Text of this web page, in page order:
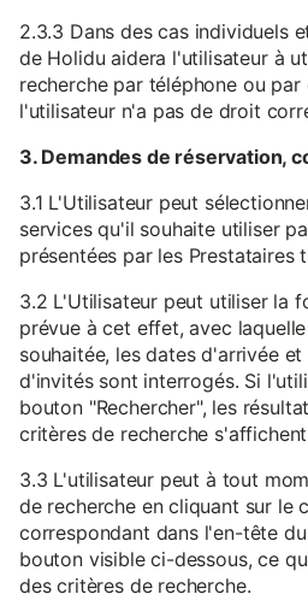
2.3.3 Dans des cas individuels
de Holidu aidera l'utilisateur à
recherche par téléphone ou par
l'utilisateur n'a pas de droit
3. Demandes de réservation,
3.1 L'Utilisateur peut
services qu'il souhaite utiliser
présentées par les Prestataires
3.2 L'Utilisateur peut utiliser la
prévue à cet effet, avec
souhaitée, les dates d'arrivée
d'invités sont interrogés. Si
bouton "Rechercher", les
critères de recherche
3.3 L'utilisateur peut à tout
de recherche en cliquant sur le
correspondant dans l'en-tête
bouton visible ci-dessous, ce
des critères de recherche.